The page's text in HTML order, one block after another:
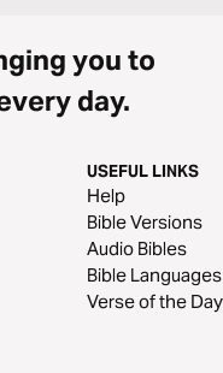
you to
day.
USEFUL LINKS
Help
Bible Versions
Audio Bibles
Bible Languages
Verse of the Day